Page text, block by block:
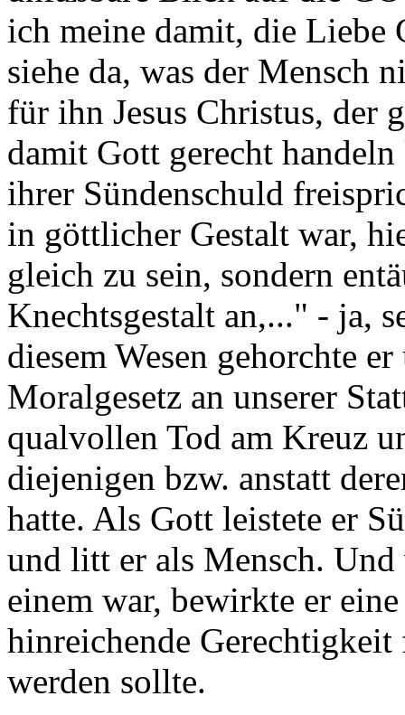
ich meine damit, die Liebe
siehe da, was der Mensch
für ihn Jesus Christus, der
damit Gott gerecht
ihrer Sündenschuld
in göttlicher Gestalt war,
gleich zu sein, sondern
Knechtsgestalt an,..." - ja,
diesem Wesen gehorchte
Moralgesetz an unserer
qualvollen Tod am Kreuz
diejenigen bzw. anstatt
hatte. Als Gott leistete er
und litt er als Mensch.
einem war, bewirkte er
hinreichende Gerechtigkeit
werden sollte.